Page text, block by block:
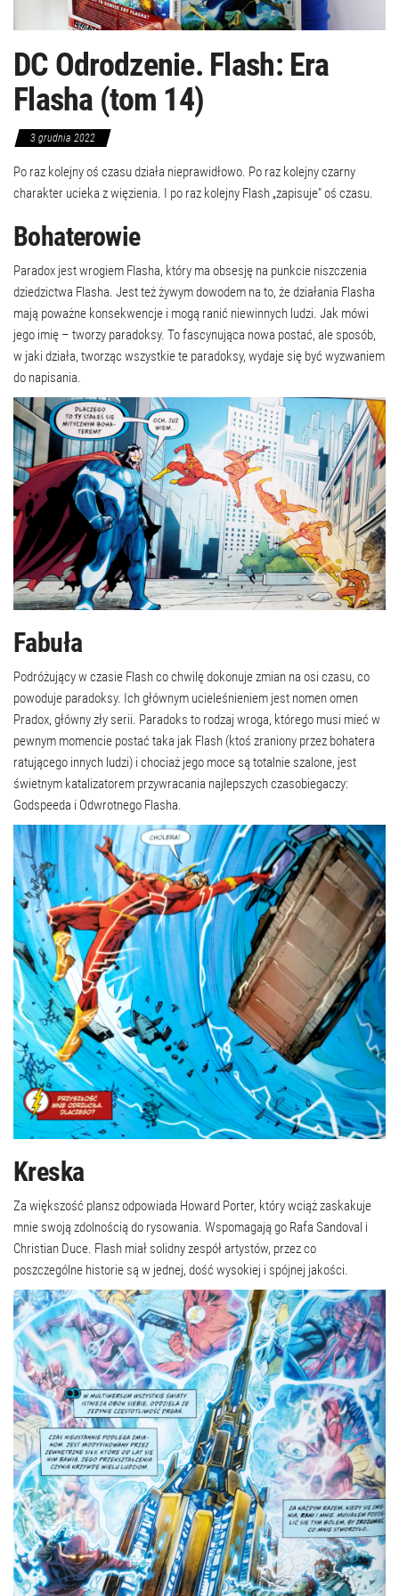
DC Odrodzenie. Flash: Era
Flasha (tom 14)
3 grudnia 2022
Po raz kolejny oś czasu działa nieprawidłowo. Po raz kolejny czarny
charakter ucieka z więzienia. I po raz kolejny Flash „zapisuje” oś czasu.
Bohaterowie
Paradox jest wrogiem Flasha, który ma obsesję na punkcie niszczenia
dziedzictwa Flasha. Jest też żywym dowodem na to, że działania Flasha
mają poważne konsekwencje i mogą ranić niewinnych ludzi. Jak mówi
jego imię – tworzy paradoksy. To fascynująca nowa postać, ale sposób,
w jaki działa, tworząc wszystkie te paradoksy, wydaje się być wyzwaniem
do napisania.
Fabuła
Podróżujący w czasie Flash co chwilę dokonuje zmian na osi czasu, co
powoduje paradoksy. Ich głównym ucieleśnieniem jest nomen omen
Pradox, główny zły serii. Paradoks to rodzaj wroga, którego musi mieć w
pewnym momencie postać taka jak Flash (ktoś zraniony przez bohatera
ratującego innych ludzi) i chociaż jego moce są totalnie szalone, jest
świetnym katalizatorem przywracania najlepszych czasobiegaczy:
Godspeeda i Odwrotnego Flasha.
Kreska
Za większość plansz odpowiada Howard Porter, który wciąż zaskakuje
mnie swoją zdolnością do rysowania. Wspomagają go Rafa Sandoval i
Christian Duce. Flash miał solidny zespół artystów, przez co
poszczególne historie są w jednej, dość wysokiej i spójnej jakości.